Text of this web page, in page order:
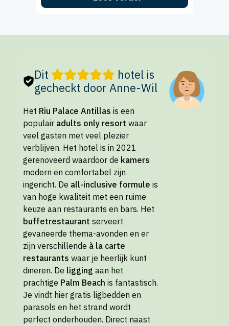
Dit
hotel is
gecheckt door Anne-Wil
Het Riu Palace Antillas is een
populair adults only resort waar
veel gasten met veel plezier
verblijven. Het hotel is in 2021
gerenoveerd waardoor de kamers
modern en comfortabel zijn
ingericht. De all-inclusive formule is
van hoge kwaliteit met een ruime
keuze aan restaurants en bars. Het
buffetrestaurant serveert
gevarieerde thema-avonden en er
zijn verschillende à la carte
restaurants waar je heerlijk kunt
dineren. De ligging aan het
prachtige Palm Beach is fantastisch.
Je vindt hier gratis ligbedden en
parasols en het strand wordt
perfect onderhouden. Direct naast